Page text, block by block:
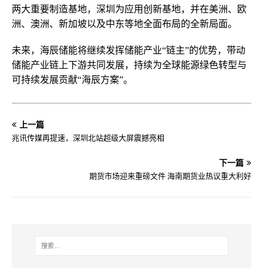
两大重要制造基地，深圳为应用创新基地，并在美洲、欧
洲、澳洲、新加坡以及中东等地全面布局的全新局面。
未来，海辰储能将继续发挥储能产业“链主”的优势，带动
储能产业链上下游共同发展，持续为全球能源绿色转型与
可持续发展贡献“海辰方案”。
上一篇
兆讯传媒再提速，深圳北站超级大屏震撼亮相
下一篇
期货市场迎来重磅文件 海南期货业热议重大利好